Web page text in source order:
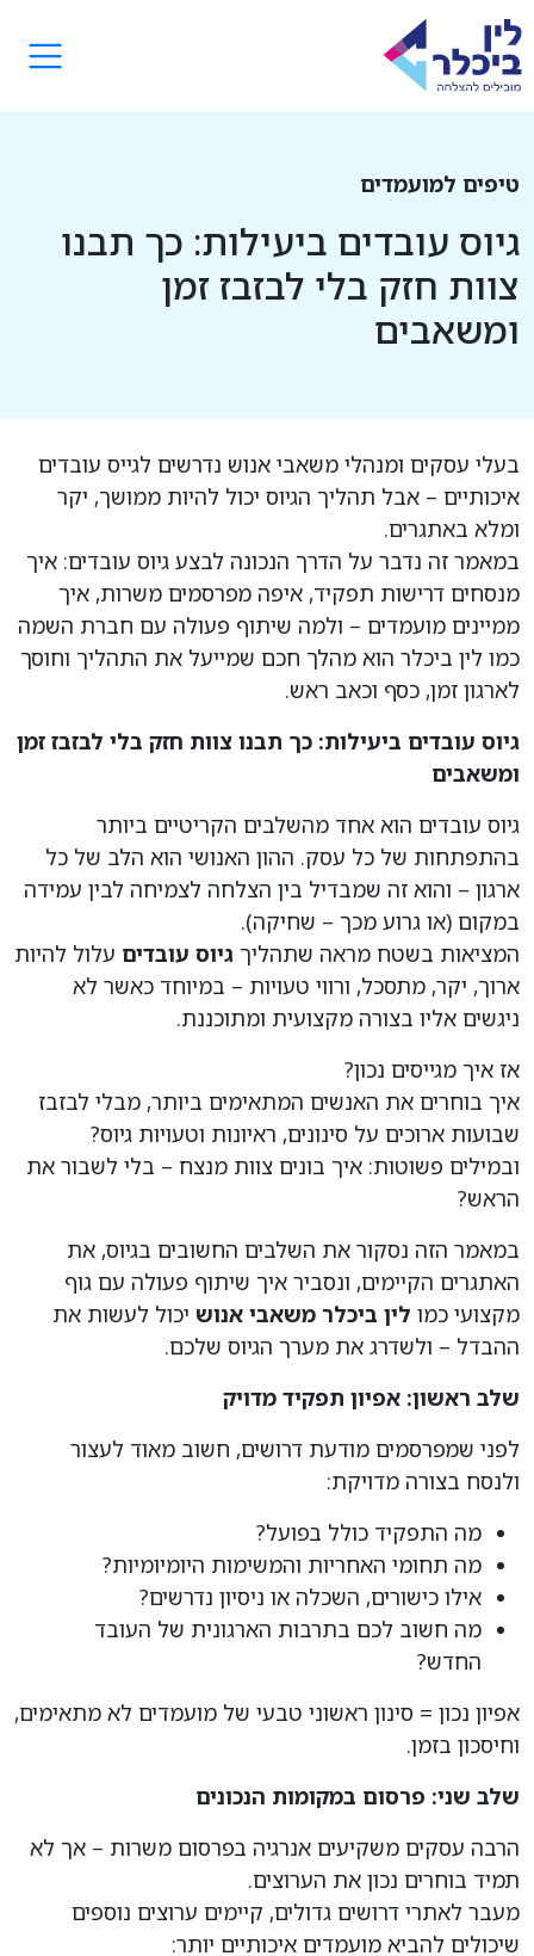
טיפים למועמדים
גיוס עובדים ביעילות: כך תבנו
צוות חזק בלי לבזבז זמן
ומשאבים
בעלי עסקים ומנהלי משאבי אנוש נדרשים לגייס עובדים
איכותיים – אבל תהליך הגיוס יכול להיות ממושך, יקר
ומלא באתגרים.
במאמר זה נדבר על הדרך הנכונה לבצע גיוס עובדים: איך
מנסחים דרישות תפקיד, איפה מפרסמים משרות, איך
ממיינים מועמדים – ולמה שיתוף פעולה עם חברת השמה
כמו לין ביכלר הוא מהלך חכם שמייעל את התהליך וחוסך
לארגון זמן, כסף וכאב ראש.
גיוס עובדים ביעילות: כך תבנו צוות חזק בלי לבזבז זמן
ומשאבים
גיוס עובדים הוא אחד מהשלבים הקריטיים ביותר
בהתפתחות של כל עסק. ההון האנושי הוא הלב של כל
ארגון – והוא זה שמבדיל בין הצלחה לצמיחה לבין עמידה
במקום (או גרוע מכך – שחיקה).
המציאות בשטח מראה שתהליך גיוס עובדים עלול להיות
ארוך, יקר, מתסכל, ורווי טעויות – במיוחד כאשר לא
ניגשים אליו בצורה מקצועית ומתוכננת.
אז איך מגייסים נכון?
איך בוחרים את האנשים המתאימים ביותר, מבלי לבזבז
שבועות ארוכים על סינונים, ראיונות וטעויות גיוס?
ובמילים פשוטות: איך בונים צוות מנצח – בלי לשבור את
הראש?
במאמר הזה נסקור את השלבים החשובים בגיוס, את
האתגרים הקיימים, ונסביר איך שיתוף פעולה עם גוף
מקצועי כמו לין ביכלר משאבי אנוש יכול לעשות את
ההבדל – ולשדרג את מערך הגיוס שלכם.
שלב ראשון: אפיון תפקיד מדויק
לפני שמפרסמים מודעת דרושים, חשוב מאוד לעצור
ולנסח בצורה מדויקת:
מה התפקיד כולל בפועל?
מה תחומי האחריות והמשימות היומיומיות?
אילו כישורים, השכלה או ניסיון נדרשים?
מה חשוב לכם בתרבות הארגונית של העובד
החדש?
אפיון נכון = סינון ראשוני טבעי של מועמדים לא מתאימים,
וחיסכון בזמן.
שלב שני: פרסום במקומות הנכונים
הרבה עסקים משקיעים אנרגיה בפרסום משרות – אך לא
תמיד בוחרים נכון את הערוצים.
מעבר לאתרי דרושים גדולים, קיימים ערוצים נוספים
שיכולים להביא מועמדים איכותיים יותר: